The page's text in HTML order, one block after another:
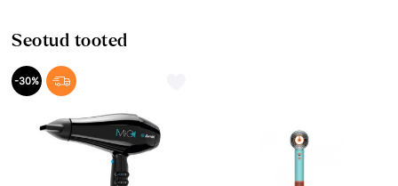
Seotud tooted
-30%